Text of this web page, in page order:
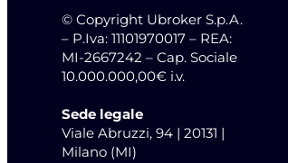
© Copyright Ubroker S.p.A.
– P.Iva: 11101970017 – REA:
MI-2667242 – Cap. Sociale
10.000.000,00€ i.v.
Sede legale
Viale Abruzzi, 94 | 20131 |
Milano (MI)